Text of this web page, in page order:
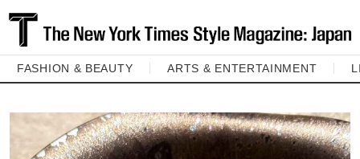
FASHION & BEAUTY ARTS & ENTERTAINMENT